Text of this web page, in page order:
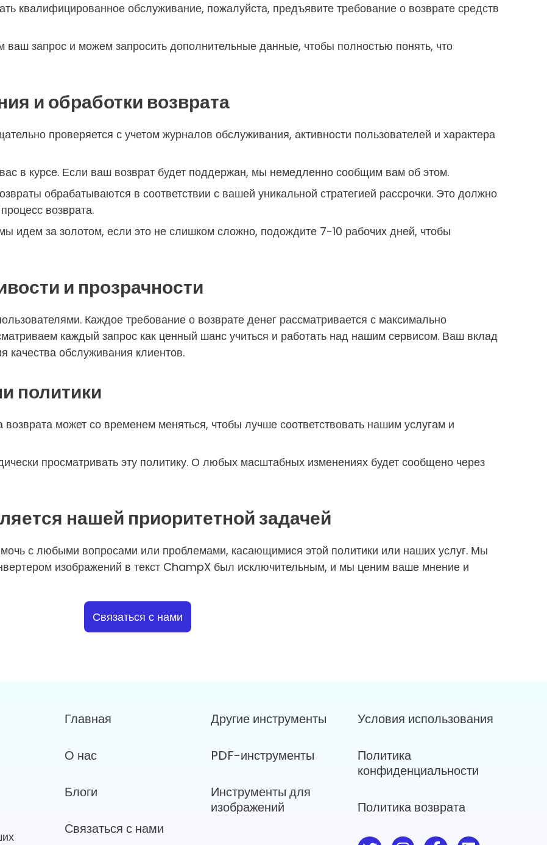
квалифицированное обслуживание, пожалуйста, предъявите требование о возврате средств
ваш запрос и можем запросить дополнительные данные, чтобы полностью понять, что
и обработки возврата
проверяется с учетом журналов обслуживания, активности пользователей и характера
в курсе. Если ваш возврат будет поддержан, мы немедленно сообщим вам об этом.
обрабатываются в соответствии с вашей уникальной стратегией рассрочки. Это должно
возврата.
идем за золотом, если это не слишком сложно, подождите 7-10 рабочих дней, чтобы
и прозрачности
Каждое требование о возврате денег рассматривается с максимально
каждый запрос как ценный шанс учиться и работать над нашим сервисом. Ваш вклад
качества обслуживания клиентов.
политики
может со временем меняться, чтобы лучше соответствовать нашим услугам и
просматривать эту политику. О любых масштабных изменениях будет сообщено через
нашей приоритетной задачей
с любыми вопросами или проблемами, касающимися этой политики или наших услуг. Мы
изображений в текст ChampX был исключительным, и мы ценим ваше мнение и
Связаться с нами
Главная
О нас
Блоги
Связаться с нами
Другие инструменты
PDF-инструменты
Инструменты для
изображений
Условия использования
Политика
конфиденциальности
Политика возврата